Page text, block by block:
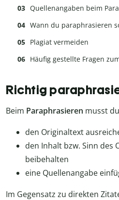
Quellenangaben beim
Wann du paraphrasieren
Plagiat vermeiden
Häufig gestellte Fragen
Richtig
Beim Paraphrasieren musst
den Originaltext
den Inhalt bzw. Sinn des
beibehalten
eine Quellenangabe
Im Gegensatz zu direkten